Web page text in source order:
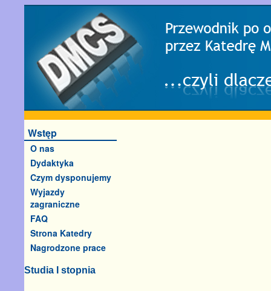
Wstęp
O nas
Dydaktyka
Czym dysponujemy
Wyjazdy
zagraniczne
FAQ
Strona Katedry
Nagrodzone prace
Studia I stopnia